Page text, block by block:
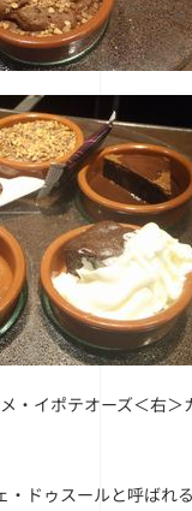
・イポテオーズ＜右＞
・ドゥスールと呼ばれ